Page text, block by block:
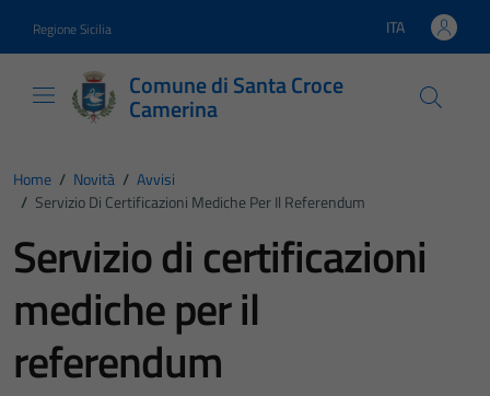
Regione Sicilia Lingua attiva:
ITA
Comune di Santa Croce
Camerina
Home / Novità / Avvisi
/ Servizio Di Certificazioni Mediche Per Il Referendum
Servizio di certificazioni
mediche per il
referendum